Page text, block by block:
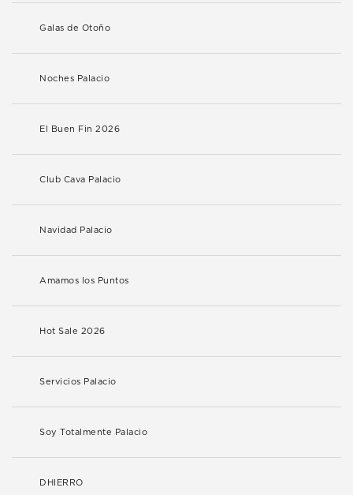
Galas de Otoño
Noches Palacio
El Buen Fin 2026
Club Cava Palacio
Navidad Palacio
Amamos los Puntos
Hot Sale 2026
Servicios Palacio
Soy Totalmente Palacio
DHIERRO